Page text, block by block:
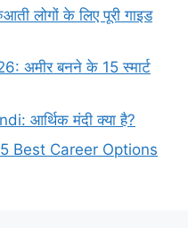
लोगों के लिए पूरी गाइड
अमीर बनने के 15 स्मार्ट
आर्थिक मंदी क्या है?
Best Career Options